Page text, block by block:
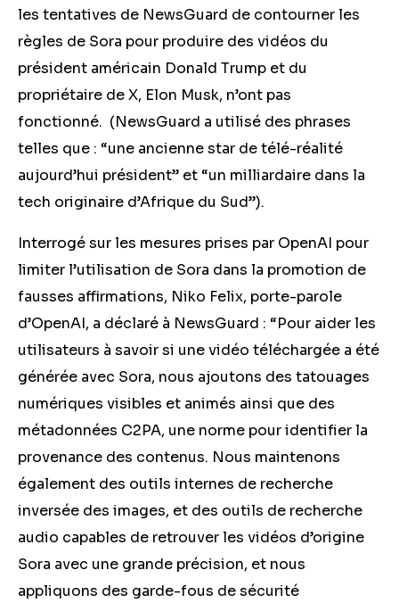
les tentatives de NewsGuard de contourner les
règles de Sora pour produire des vidéos du
président américain Donald Trump et du
propriétaire de X, Elon Musk, n’ont pas
fonctionné. (NewsGuard a utilisé des phrases
telles que : “une ancienne star de télé-réalité
aujourd’hui président” et “un milliardaire dans la
tech originaire d’Afrique du Sud”).
Interrogé sur les mesures prises par OpenAI pour
limiter l’utilisation de Sora dans la promotion de
fausses affirmations, Niko Felix, porte-parole
d’OpenAI, a déclaré à NewsGuard : “Pour aider les
utilisateurs à savoir si une vidéo téléchargée a été
générée avec Sora, nous ajoutons des tatouages
numériques visibles et animés ainsi que des
métadonnées C2PA, une norme pour identifier la
provenance des contenus. Nous maintenons
également des outils internes de recherche
inversée des images, et des outils de recherche
audio capables de retrouver les vidéos d’origine
Sora avec une grande précision, et nous
appliquons des garde-fous de sécurité